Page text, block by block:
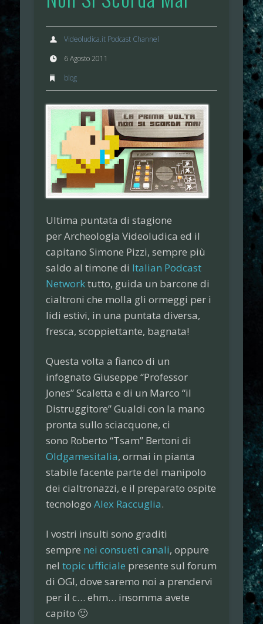
Videoludica.it Podcast Channel
6 Agosto 2011
blog
Ultima puntata di stagione
perArcheologia Videoludica ed il
capitanoSimone Pizzi, sempre più
saldo al timone di Italian Podcast
Networktutto, guida un barcone di
cialtroni che molla gli ormeggi per i
lidi estivi, in una puntata diversa,
fresca, scoppiettante, bagnata!
Questa volta a fianco di un
infognatoGiuseppe“Professor
Jones”Scaletta e di un Marco“il
Distruggitore”Gualdi con la mano
pronta sullo sciacquone, ci
sono Roberto“Tsam” Bertoni di
Oldgamesitalia, ormai in pianta
stabile facente parte del manipolo
dei cialtronazzi, e il preparato ospite
tecnologoAlex Raccuglia.
I vostri insulti sono graditi
sempre nei consueti canali, oppure
neltopic ufficiale presente sulforum
diOGI, dove saremo noi a prendervi
per il c… ehm… insomma avete
capito 🙂